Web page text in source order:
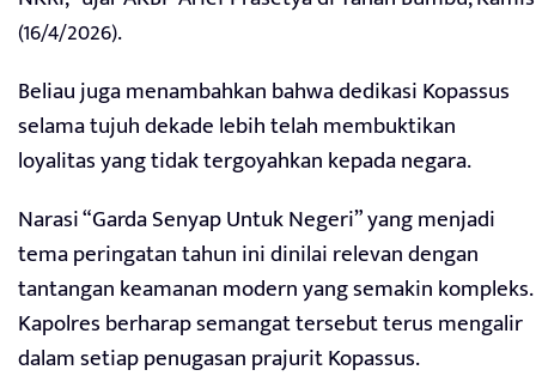
(16/4/2026).
Beliau juga menambahkan bahwa dedikasi Kopassus
selama tujuh dekade lebih telah membuktikan
loyalitas yang tidak tergoyahkan kepada negara.
Narasi “Garda Senyap Untuk Negeri” yang menjadi
tema peringatan tahun ini dinilai relevan dengan
tantangan keamanan modern yang semakin kompleks.
Kapolres berharap semangat tersebut terus mengalir
dalam setiap penugasan prajurit Kopassus.